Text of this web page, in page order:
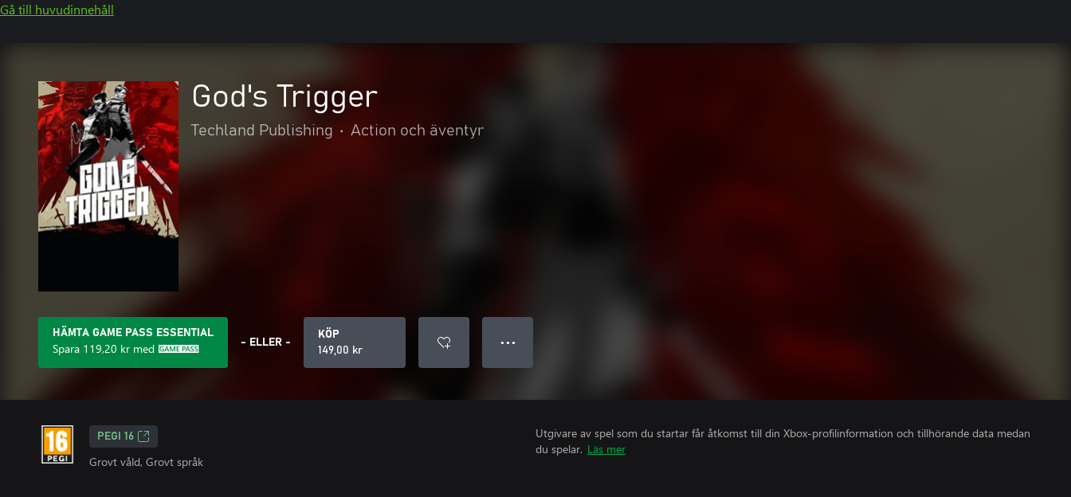
Gå till huvudinnehåll
God's Trigger
Techland Publishing • Action och äventyr
HÄMTA GAME PASS ESSENTIAL
Spara 119,20 kr med - ELLER -
KÖP
149,00 kr
● ● ●
PEGI 16
Grovt våld, Grovt språk
Utgivare av spel som du startar får åtkomst till din Xbox-profilinformation och tillhörande data medan
du spelar. Läs mer